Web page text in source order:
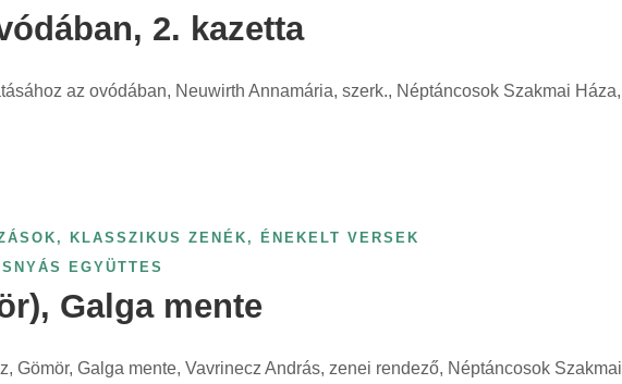
2. kazetta
az ovódában, Neuwirth Annamária, szerk., Néptáncosok Szakmai Háza,
KLASSZIKUS ZENÉK, ÉNEKELT VERSEK
EGYÜTTES
Galga mente
Gömör, Galga mente, Vavrinecz András, zenei rendező, Néptáncosok Szakmai